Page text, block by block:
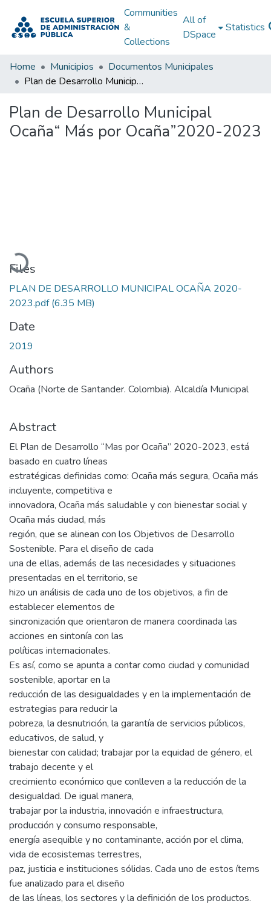
Communities
&
Collections
All of
DSpace
Statistics
Home Municipios
Documentos Municipales
Plan de Desarrollo Municipal Ocaña“ Más por Ocaña”2020-2023
Plan de Desarrollo Municipal
Ocaña“ Más por Ocaña”2020-2023
Loading...
Files
PLAN DE DESARROLLO MUNICIPAL OCAÑA 2020-
2023.pdf(6.35 MB)
Date
2019
Authors
Ocaña (Norte de Santander. Colombia). Alcaldía Municipal
Abstract
El Plan de Desarrollo “Mas por Ocaña” 2020-2023, está
basado en cuatro líneas
estratégicas definidas como: Ocaña más segura, Ocaña más
incluyente, competitiva e
innovadora, Ocaña más saludable y con bienestar social y
Ocaña más ciudad, más
región, que se alinean con los Objetivos de Desarrollo
Sostenible. Para el diseño de cada
una de ellas, además de las necesidades y situaciones
presentadas en el territorio, se
hizo un análisis de cada uno de los objetivos, a fin de
establecer elementos de
sincronización que orientaron de manera coordinada las
acciones en sintonía con las
políticas internacionales.
Es así, como se apunta a contar como ciudad y comunidad
sostenible, aportar en la
reducción de las desigualdades y en la implementación de
estrategias para reducir la
pobreza, la desnutrición, la garantía de servicios públicos,
educativos, de salud, y
bienestar con calidad; trabajar por la equidad de género, el
trabajo decente y el
crecimiento económico que conlleven a la reducción de la
desigualdad. De igual manera,
trabajar por la industria, innovación e infraestructura,
producción y consumo responsable,
energía asequible y no contaminante, acción por el clima,
vida de ecosistemas terrestres,
paz, justicia e instituciones sólidas. Cada uno de estos ítems
fue analizado para el diseño
de las líneas, los sectores y la definición de los productos.